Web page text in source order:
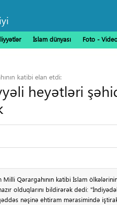
İslam dünyası Foto -
katibi elan etdi:
heyətləri
Qərargahının katibi İslam
olduqlarını bildirərək dedi:
nəşinə ehtiram mərasimində